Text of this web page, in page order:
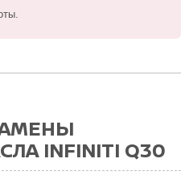
INFINITI Q30